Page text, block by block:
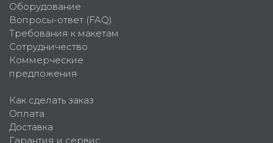
Оборудование
Вопросы-ответ (FAQ)
Требования к макетам
Сотрудничество
Коммерческие
предложения
Как сделать заказ
Оплата
Доставка
Гарантия и сервис